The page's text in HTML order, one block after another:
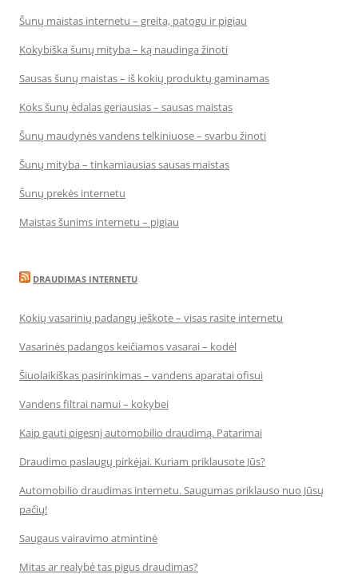
Šunų maistas internetu – greita, patogu ir pigiau
Kokybiška šunų mityba – ką naudinga žinoti
Sausas šunų maistas – iš kokių produktų gaminamas
Koks šunų ėdalas geriausias – sausas maistas
Šunų maudynės vandens telkiniuose – svarbu žinoti
Šunų mityba – tinkamiausias sausas maistas
Šunų prekės internetu
Maistas šunims internetu – pigiau
DRAUDIMAS INTERNETU
Kokių vasarinių padangų ieškote – visas rasite internetu
Vasarinės padangos keičiamos vasarai – kodėl
Šiuolaikiškas pasirinkimas – vandens aparatai ofisui
Vandens filtrai namui – kokybei
Kaip gauti pigesnį automobilio draudimą. Patarimai
Draudimo paslaugų pirkėjai. Kuriam priklausote Jūs?
Automobilio draudimas internetu. Saugumas priklauso nuo Jūsų
pačių!
Saugaus vairavimo atmintinė
Mitas ar realybė tas pigus draudimas?